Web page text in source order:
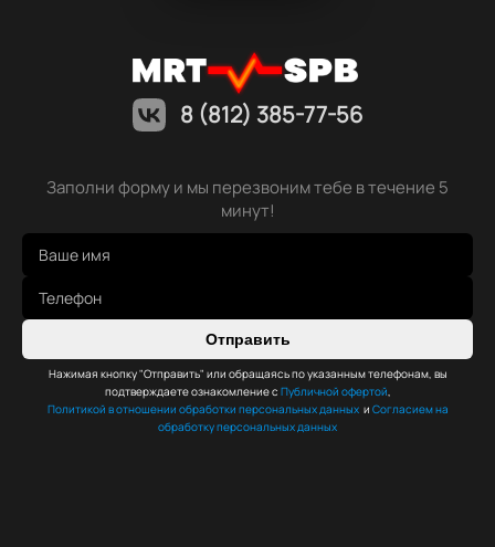
8 (812) 385-77-56
Заполни форму и мы перезвоним тебе в течение 5
минут!
Отправить
Нажимая кнопку "Отправить" или обращаясь по указанным телефонам, вы
подтверждаете ознакомление с Публичной офертой,
Политикой в отношении обработки персональных данных и Согласием на
обработку персональных данных